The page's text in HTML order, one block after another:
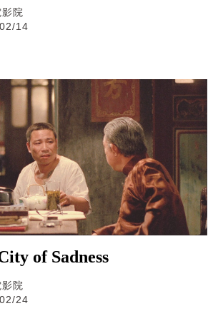
院
14
of Sadness
院
24